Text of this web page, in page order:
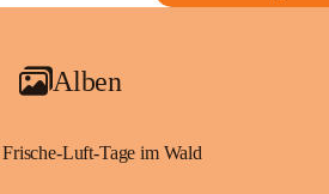
Alben
Frische-Luft-Tage im Wald